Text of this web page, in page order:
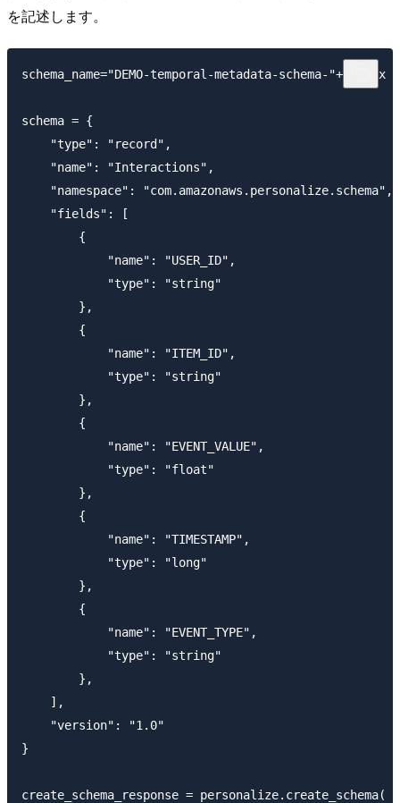
を記述します。
schema_name="DEMO-temporal-metadata-schema-"+suffix
schema = {
    "type": "record",
    "name": "Interactions",
    "namespace": "com.amazonaws.personalize.schema",
    "fields": [
        {
            "name": "USER_ID",
            "type": "string"
        },
        {
            "name": "ITEM_ID",
            "type": "string"
        },
        {
            "name": "EVENT_VALUE",
            "type": "float"
        },
        {
            "name": "TIMESTAMP",
            "type": "long"
        },
        {
            "name": "EVENT_TYPE",
            "type": "string"
        },
    ],
    "version": "1.0"
}
create_schema_response = personalize.create_schema(